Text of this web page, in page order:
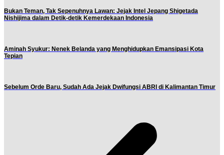
Bukan Teman, Tak Sepenuhnya Lawan: Jejak Intel Jepang Shigetada
Nishijima dalam Detik-detik Kemerdekaan Indonesia
Aminah Syukur: Nenek Belanda yang Menghidupkan Emansipasi Kota
Tepian
Sebelum Orde Baru, Sudah Ada Jejak Dwifungsi ABRI di Kalimantan Timur